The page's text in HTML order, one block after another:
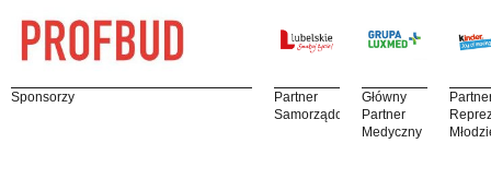
Sponsorzy
Partner
Samorządowy
Główny
Partner
Medyczny